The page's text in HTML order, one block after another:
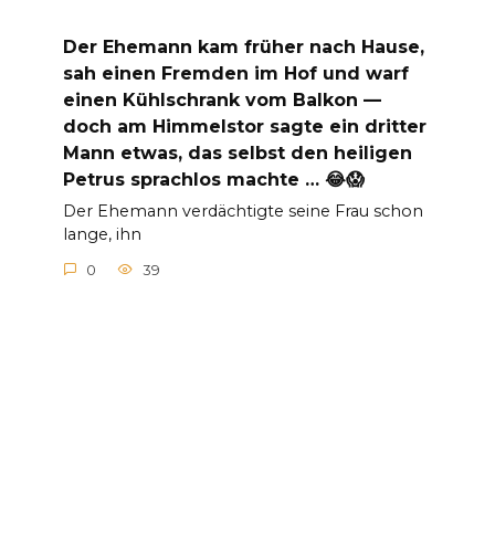
Der Ehemann kam früher nach Hause,
sah einen Fremden im Hof und warf
einen Kühlschrank vom Balkon —
doch am Himmelstor sagte ein dritter
Mann etwas, das selbst den heiligen
Petrus sprachlos machte … 😂😱
Der Ehemann verdächtigte seine Frau schon
lange, ihn
0 39